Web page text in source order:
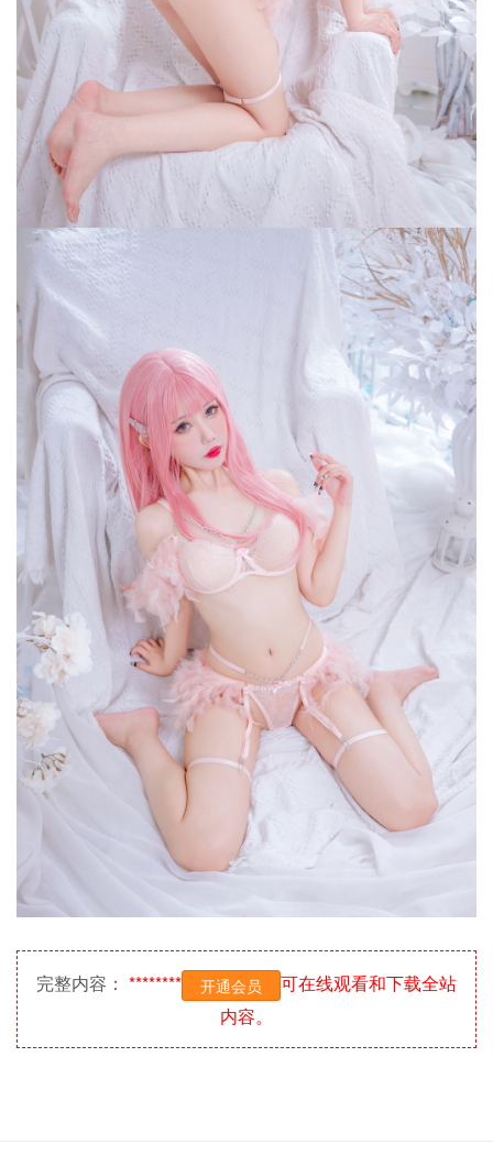
完整内容： ******** 开通会员
可在线观看和下载全站
内容。